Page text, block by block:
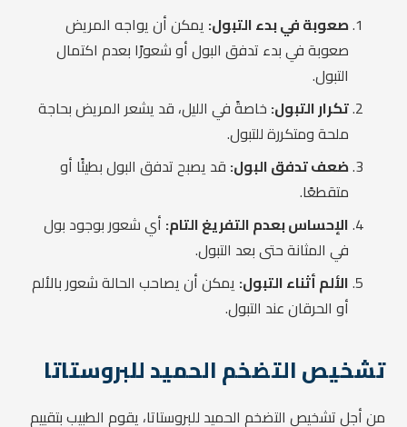
صعوبة في بدء التبول: يمكن أن يواجه المريض
صعوبة في بدء تدفق البول أو شعورًا بعدم اكتمال
التبول.
تكرار التبول: خاصةً في الليل، قد يشعر المريض بحاجة
ملحة ومتكررة للتبول.
ضعف تدفق البول: قد يصبح تدفق البول بطيئًا أو
متقطعًا.
الإحساس بعدم التفريغ التام: أي شعور بوجود بول
في المثانة حتى بعد التبول.
الألم أثناء التبول: يمكن أن يصاحب الحالة شعور بالألم
أو الحرقان عند التبول.
تشخيص التضخم الحميد للبروستاتا
من أجل تشخيص التضخم الحميد للبروستاتا، يقوم الطبيب بتقييم